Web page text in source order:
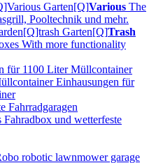
Garten[Q]Various The
Pooltechnik und mehr.
Garten[Q]Trash
With more functionality
Einhausungen für
Fahradbox und wetterfeste